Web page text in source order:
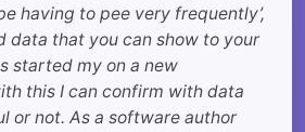
having to pee very frequently’,
data that you can show to your
started my on a new
this I can confirm with data
or not. As a software author